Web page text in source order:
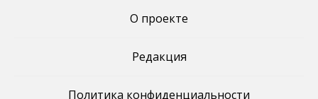
О проекте
Редакция
Политика конфиденциальности